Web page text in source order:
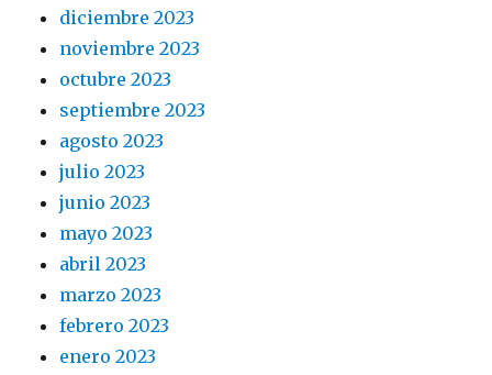
diciembre 2023
noviembre 2023
octubre 2023
septiembre 2023
agosto 2023
julio 2023
junio 2023
mayo 2023
abril 2023
marzo 2023
febrero 2023
enero 2023